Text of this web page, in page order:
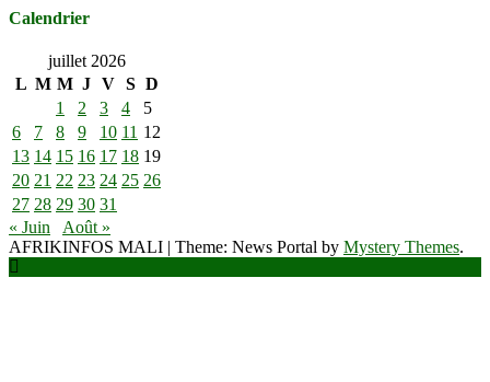
Calendrier
juillet 2026
L M M J V S D
1
2 3 4
5
6
7 8 9 10 11 12
13 14 15 16 17 18 19
20 21 22 23 24 25 26
27 28 29 30 31
« Juin
Août »
AFRIKINFOS MALI | Theme: News Portal by Mystery Themes.